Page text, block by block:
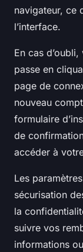
navigateur, ce
l’interface.
En cas
passe en
page de
nouveau
formulaire
de
accéder à
Les
sécurisation
la
suivre vos
informations